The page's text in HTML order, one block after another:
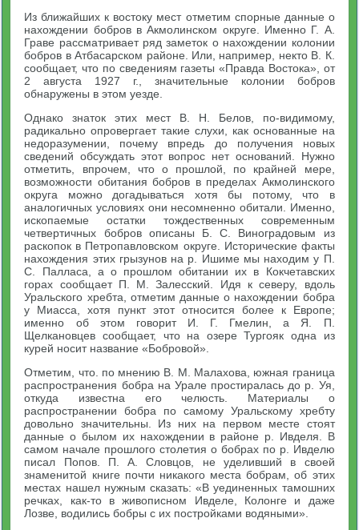
Из ближайших к востоку мест отметим спорные данные о
нахождении бобров в Акмолинском округе. Именно Г. А.
Граве рассматривает ряд заметок о нахождении колонии
бобров в Атбасарском районе. Или, например, некто В. К.
сообщает, что по сведениям газеты «Правда Востока», от
2 августа 1927 г., значительные колонии бобров
обнаружены в этом уезде.
Однако знаток этих мест В. Н. Белов, по-видимому,
радикально опровергает такие слухи, как основанные на
недоразумении, почему впредь до получения новых
сведений обсуждать этот вопрос нет оснований. Нужно
отметить, впрочем, что о прошлой, по крайней мере,
возможности обитания бобров в пределах Акмолинского
округа можно догадываться хотя бы потому, что в
аналогичных условиях они несомненно обитали. Именно,
ископаемые остатки тождественных современным
четвертичных бобров описаны Б. С. Виноградовым из
раскопок в Петропавловском округе. Исторические факты
нахождения этих грызунов на р. Ишиме мы находим у П.
С. Палласа, а о прошлом обитании их в Кокчетавских
горах сообщает П. М. Залесский. Идя к северу, вдоль
Уральского хребта, отметим данные о нахождении бобра
у Миасса, хотя пункт этот относится более к Европе;
именно об этом говорит И. Г. Гмелин, а Я. П.
Щелкановцев сообщает, что на озере Тургояк одна из
курей носит название «Бобровой».
Отметим, что. по мнению В. М. Малахова, южная граница
распространения бобра на Урале простиралась до р. Уя,
откуда известна его челюсть. Материалы о
распространении бобра по самому Уральскому хребту
довольно значительны. Из них на первом месте стоят
данные о былом их нахождении в районе р. Ивделя. В
самом начале прошлого столетия о бобрах по р. Ивделю
писал Попов. П. А. Словцов, не уделивший в своей
знаменитой книге почти никакого места бобрам, об этих
местах нашел нужным сказать: «В уединенных тамошних
речках, как-то в живописном Ивделе, Колонге и даже
Лозве, водились бобры с их постройками водяными».